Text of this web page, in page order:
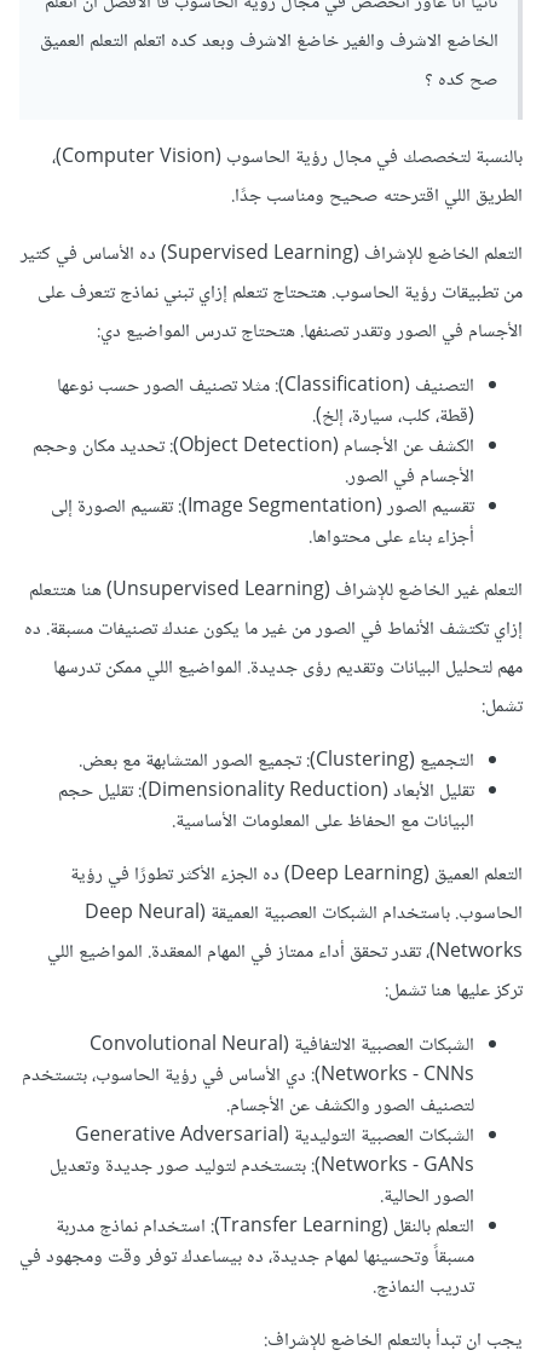
الخاضع الاشرف والغير خاضغ الاشرف وبعد كده اتعلم التعلم العميق
صح كده ؟
بالنسبة لتخصصك في مجال رؤية الحاسوب (Computer Vision)،
الطريق اللي اقترحته صحيح ومناسب جدًا.
التعلم الخاضع للإشراف (Supervised Learning) ده الأساس في كتير
من تطبيقات رؤية الحاسوب. هتحتاج تتعلم إزاي تبني نماذج تتعرف على
الأجسام في الصور وتقدر تصنفها. هتحتاج تدرس المواضيع دي:
التصنيف (Classification): مثلا تصنيف الصور حسب نوعها
(قطة، كلب، سيارة، إلخ).
الكشف عن الأجسام (Object Detection): تحديد مكان وحجم
الأجسام في الصور.
تقسيم الصور (Image Segmentation): تقسيم الصورة إلى
أجزاء بناء على محتواها.
التعلم غير الخاضع للإشراف (Unsupervised Learning) هنا هتتعلم
إزاي تكتشف الأنماط في الصور من غير ما يكون عندك تصنيفات مسبقة. ده
مهم لتحليل البيانات وتقديم رؤى جديدة. المواضيع اللي ممكن تدرسها
تشمل:
التجميع (Clustering): تجميع الصور المتشابهة مع بعض.
تقليل الأبعاد (Dimensionality Reduction): تقليل حجم
البيانات مع الحفاظ على المعلومات الأساسية.
التعلم العميق (Deep Learning) ده الجزء الأكثر تطورًا في رؤية
الحاسوب. باستخدام الشبكات العصبية العميقة (Deep Neural
Networks)، تقدر تحقق أداء ممتاز في المهام المعقدة. المواضيع اللي
تركز عليها هنا تشمل:
الشبكات العصبية الالتفافية (Convolutional Neural
Networks - CNNs): دي الأساس في رؤية الحاسوب، بتستخدم
لتصنيف الصور والكشف عن الأجسام.
الشبكات العصبية التوليدية (Generative Adversarial
Networks - GANs): بتستخدم لتوليد صور جديدة وتعديل
الصور الحالية.
التعلم بالنقل (Transfer Learning): استخدام نماذج مدربة
مسبقاً وتحسينها لمهام جديدة، ده بيساعدك توفر وقت ومجهود في
تدريب النماذج.
يجب ان تبدأ بالتعلم الخاضع للإشراف: